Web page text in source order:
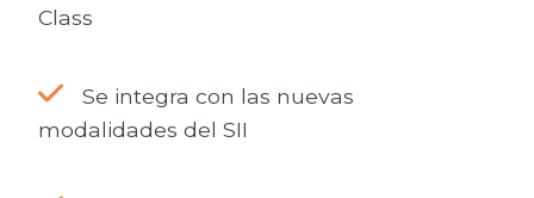
Class
Se integra con las nuevas
modalidades del SII